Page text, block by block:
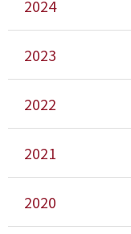
2024
2023
2022
2021
2020